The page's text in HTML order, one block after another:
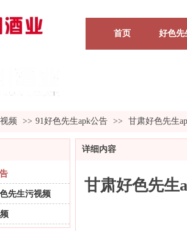
首页 好色先
频 >> 91好色先生apk公告 >> 甘肃好色先生
先生污视频
详细内容
甘肃好色先生